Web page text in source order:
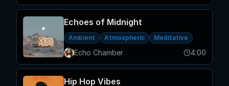
Echoes of Midnight
Ambient Atmospheric Meditative
Echo Chamber 4:00
Hip Hop Vibes